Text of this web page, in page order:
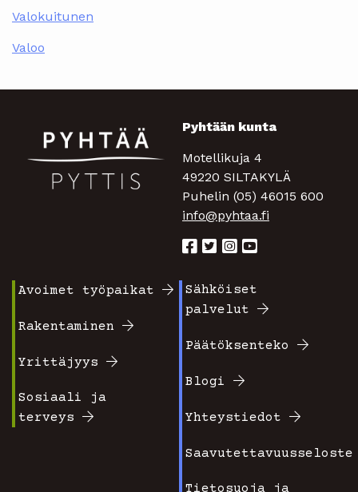
Valokuitunen
Valoo
Pyhtään kunta
Motellikuja 4
49220 SILTAKYLÄ
Puhelin (05) 46015 600
info@pyhtaa.fi
valikko
1
Avoimet työpaikat
Rakentaminen
Yrittäjyys
Sosiaali ja
terveys
Footer
2
Sähköiset
palvelut
Päätöksenteko
Blogi
Yhteystiedot
Saavutettavuusseloste
Tietosuoja ja